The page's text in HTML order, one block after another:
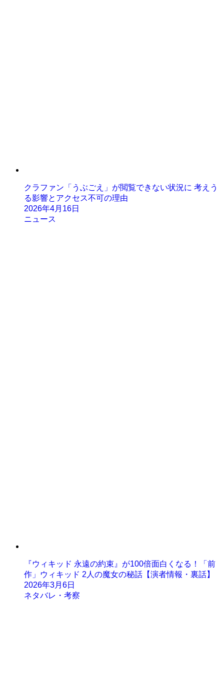
クラファン「うぶごえ」が閲覧できない状況に 考えう
る影響とアクセス不可の理由
2026年4月16日
ニュース
『ウィキッド 永遠の約束』が100倍面白くなる！「前
作」ウィキッド 2人の魔女の秘話【演者情報・裏話】
2026年3月6日
ネタバレ・考察